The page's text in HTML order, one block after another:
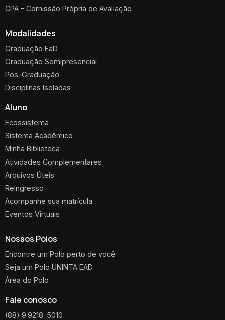
CPA - Comissão Própria de Avaliação
Modalidades
Graduação EaD
Graduação Semipresencial
Pós-Graduação
Disciplinas Isoladas
Aluno
Ecossistema
Sistema Acadêmico
Minha Biblioteca
Atividades Complementares
Arquivos Úteis
Reingresso
Acompanhe sua matrícula
Eventos Virtuais
Nossos Polos
Encontre um Polo perto de você
Seja um Polo UNINTA EAD
Área do Polo
Fale conosco
(88) 9.9218-5010